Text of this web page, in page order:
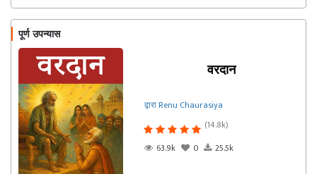
पूर्ण उपन्यास
वरदान
द्वारा Renu Chaurasiya
(14.8k)
63.9k
0 25.5k